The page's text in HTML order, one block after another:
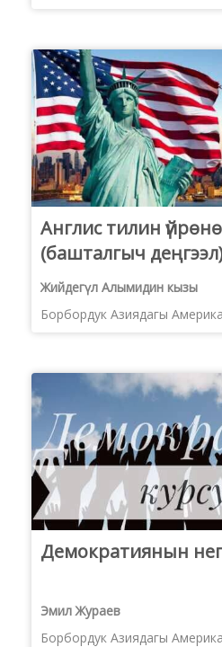
Англис тилин
(башталгыч
Жийдегүл Алымидин кызы
Борбордук Азиядагы
Демократиянын
Эмил Жураев
Борбордук Азиядагы